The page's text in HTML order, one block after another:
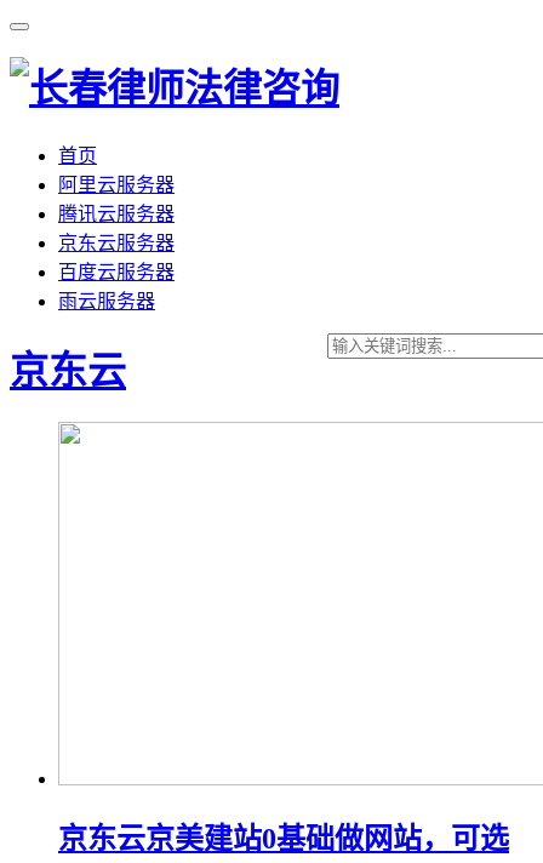
首页
阿里云服务器
腾讯云服务器
京东云服务器
百度云服务器
雨云服务器
京东云
京东云京美建站0基础做网站，可选